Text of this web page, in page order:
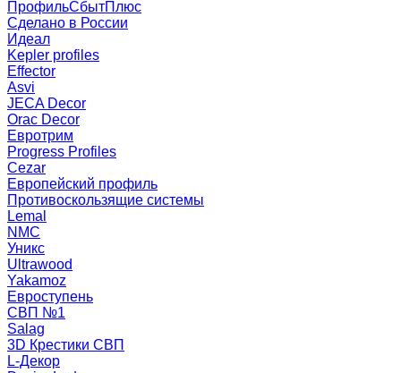
ПрофильСбытПлюс
Сделано в России
Идеал
Kepler profiles
Effector
Asvi
JECA Decor
Orac Decor
Евротрим
Progress Profiles
Cezar
Европейский профиль
Противоскользящие системы
Lemal
NMC
Уникс
Ultrawood
Yakamoz
Евроступень
СВП №1
Salag
3D Крестики СВП
L-Декор